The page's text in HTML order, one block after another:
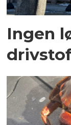
Ingen